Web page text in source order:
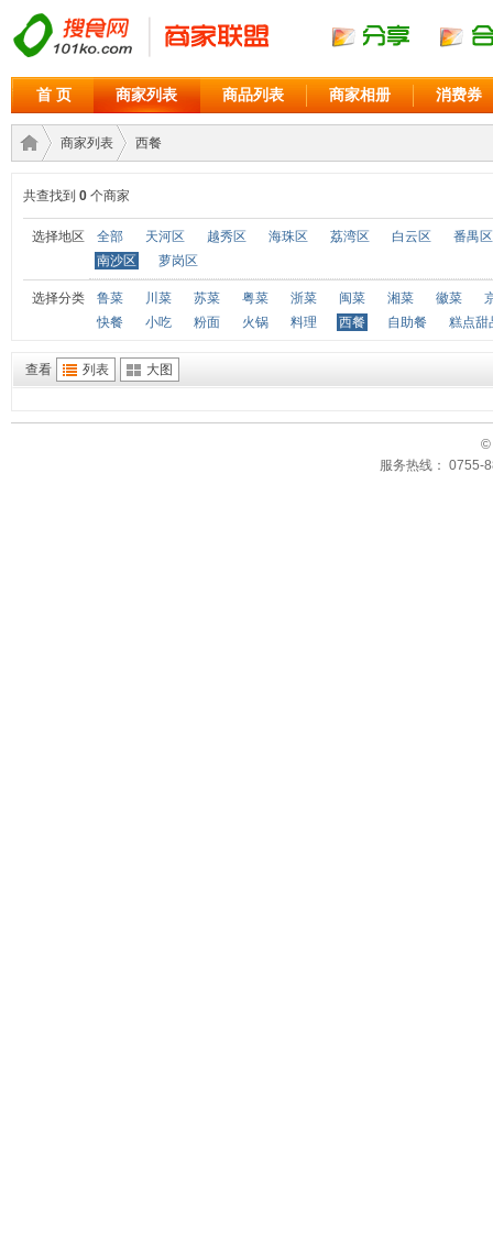
首 页 商家列表 商品列表 商家相册 消费券
商家›
商家列表
›
西餐
共查找到 0 个商家
选择地区 全部 天河区 越秀区 海珠区 荔湾区 白云区
番禺区
南沙区
萝岗区
选择分类 鲁菜 川菜 苏菜 粤菜 浙菜 闽菜 湘菜 徽菜
快餐
小吃 粉面 火锅 料理 西餐 自助餐 糕点甜
查看 列表 大图
©
服务热线： 0755-